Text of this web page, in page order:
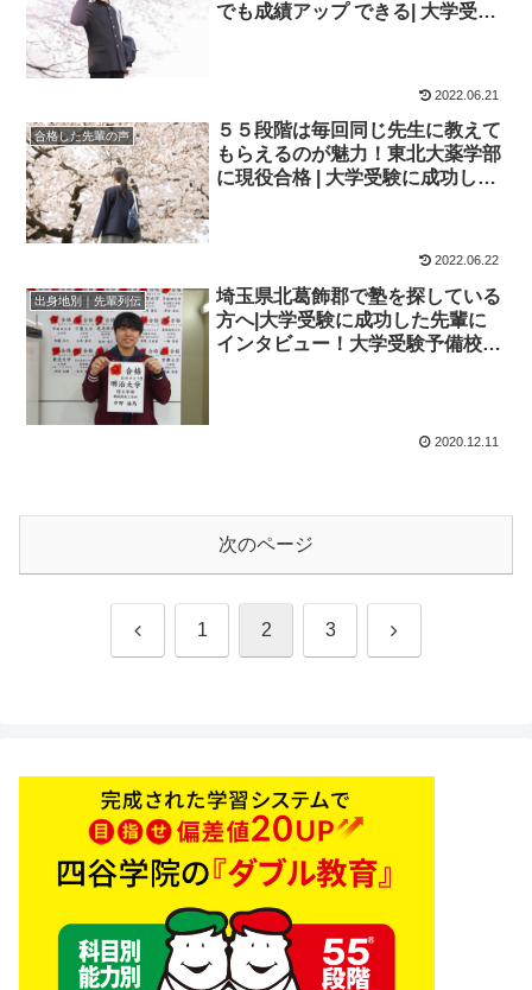
でも成績アップ できる| 大学受験
2022.06.21
合格した先輩の声
５５段階は毎回同じ先生に教えて
もらえるのが魅力！東北大薬学部
に現役合格 | 大学受験に成功した
2022.06.22
出身地別｜先輩列伝
埼玉県北葛飾郡で塾を探している
方へ|大学受験に成功した先輩に
インタビュー！大学受験予備校四
2020.12.11
次のページ
前 1 2 3 次